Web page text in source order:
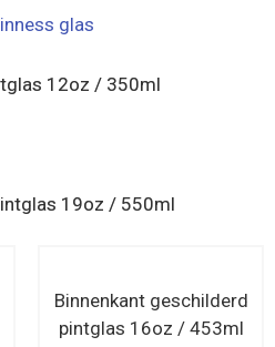
12oz / 350ml
19oz / 550ml
Binnenkant geschilderd
pintglas 16oz / 453ml